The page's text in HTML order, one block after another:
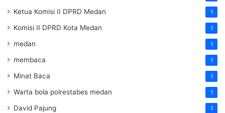
Ketua Komisi II DPRD Medan 1
Komisi II DPRD Kota Medan 1
medan 1
membaca 1
Minat Baca 1
Warta bola polrestabes medan 1
David Pajung 1